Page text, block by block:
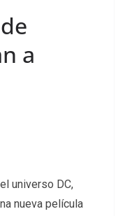
a
universo DC,
nueva película